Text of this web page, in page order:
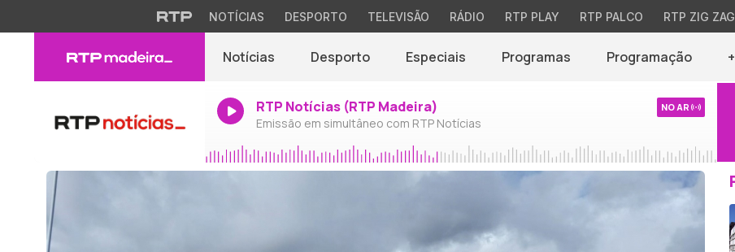
NOTÍCIAS DESPORTO TELEVISÃO RÁDIO RTP PLAY RTP PALCO RTP ZIG ZAG
Notícias Desporto Especiais Programas Programação
RTP Notícias (RTP Madeira)
Emissão em simultâneo com RTP Notícias
NO AR